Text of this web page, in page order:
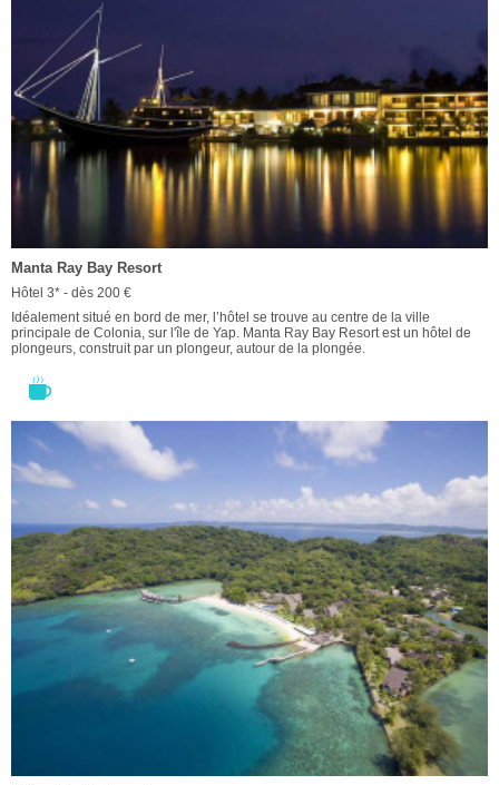
Manta Ray Bay Resort
Hôtel 3* - dès 200 €
Idéalement situé en bord de mer, l’hôtel se trouve au centre de la ville
principale de Colonia, sur l'île de Yap. Manta Ray Bay Resort est un hôtel de
plongeurs, construit par un plongeur, autour de la plongée.